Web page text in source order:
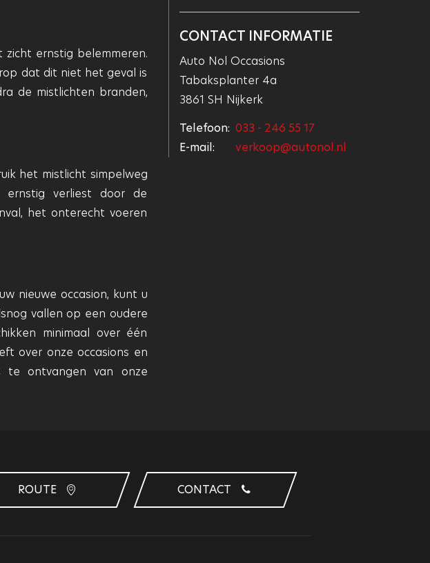
ernstig belemmeren.
dat dit niet het geval is
de mistlichten branden,
het mistlicht simpelweg
verliest door de
het onterecht voeren
nieuwe occasion, kunt u
vallen op een oudere
minimaal over één
over onze occasions en
te ontvangen van onze
CONTACT INFORMATIE
Auto Nol Occasions
Tabaksplanter 4a
3861 SH Nijkerk
Telefoon: 033 - 246 55 17
E-mail:
verkoop@autonol.nl
ROUTE CONTACT